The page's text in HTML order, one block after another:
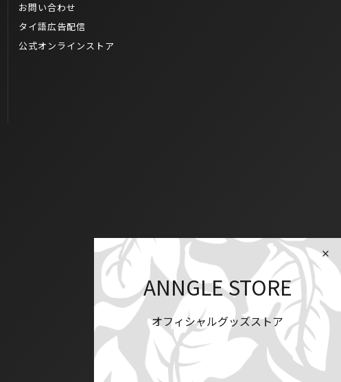
お問い合わせ
タイ語広告配信
公式オンラインストア
ANNGLE STORE
オフィシャルグッズストア